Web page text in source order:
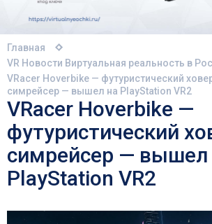
Главная
VR Новости Виртуальная реальность в
VRacer Hoverbike — футуристический
симрейсер — вышел на PlayStation VR2
VRacer Hoverbike —
футуристический
симрейсер — вышел
PlayStation VR2